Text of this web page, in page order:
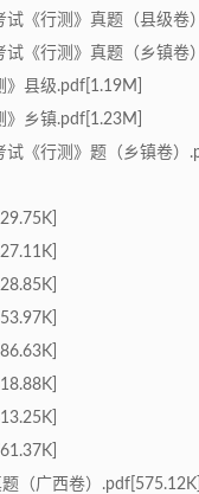
《行测》真题（县级卷
《行测》真题（乡镇卷
县级.pdf[1.19M]
乡镇.pdf[1.23M]
《行测》题（乡镇卷）
（广西卷）.pdf[575.12K]